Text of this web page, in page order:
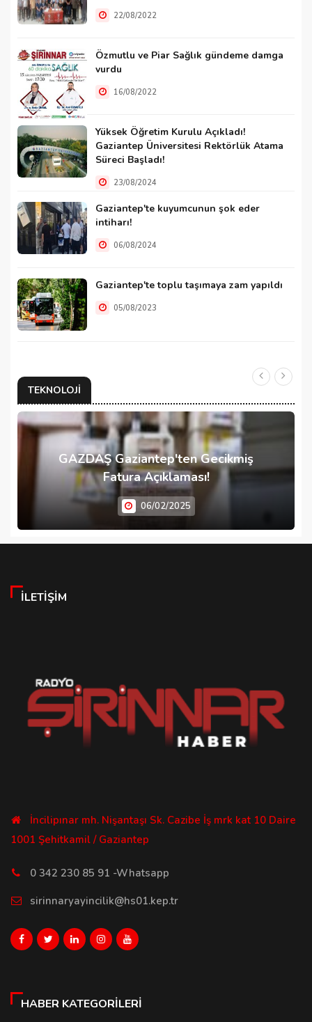
22/08/2022
Özmutlu ve Piar Sağlık gündeme damga
vurdu
16/08/2022
Yüksek Öğretim Kurulu Açıkladı!
Gaziantep Üniversitesi Rektörlük Atama
Süreci Başladı!
23/08/2024
Gaziantep'te kuyumcunun şok eder
intiharı!
06/08/2024
Gaziantep'te toplu taşımaya zam yapıldı
05/08/2023
TEKNOLOJI
GAZDAŞ Gaziantep'ten Gecikmiş
Fatura Açıklaması!
06/02/2025
İLETIŞIM
İncilipınar mh. Nişantaşı Sk. Cazibe İş mrk kat 10 Daire
1001 Şehitkamil / Gaziantep
0 342 230 85 91 -Whatsapp
sirinnaryayincilik@hs01.kep.tr
HABER KATEGORILERI